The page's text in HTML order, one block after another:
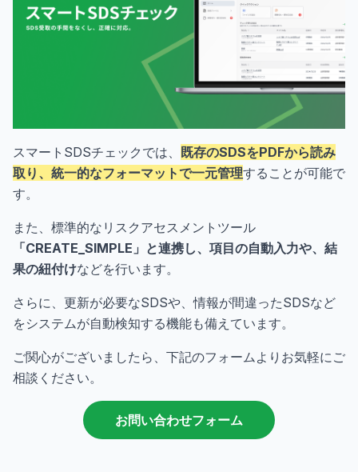
スマートSDSチェックでは、 既存のSDSをPDFから読み
取り、統一的なフォーマットで一元管理することが可能で
す。
また、標準的なリスクアセスメントツール
「CREATE_SIMPLE」と連携し、項目の自動入力や、結
果の紐付けなどを行います。
さらに、更新が必要なSDSや、情報が間違ったSDSなど
をシステムが自動検知する機能も備えています。
ご関心がございましたら、下記のフォームよりお気軽にご
相談ください。
お問い合わせフォーム